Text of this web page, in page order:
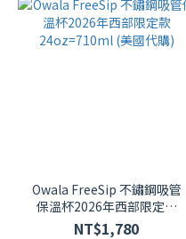
Owala FreeSip 不鏽鋼吸管
保溫杯2026年西部限定款
24oz=710ml (美國代購)
NT$1,780